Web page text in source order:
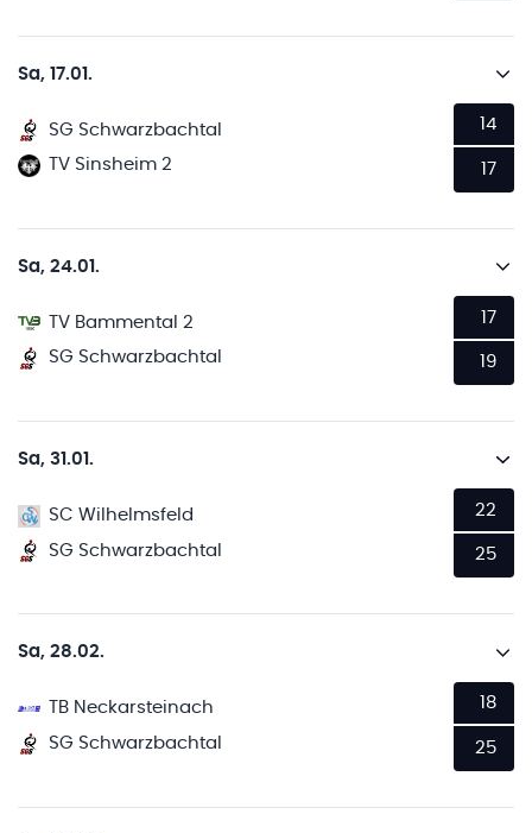
Sa, 17.01.
SG Schwarzbachtal
TV Sinsheim 2
14
17
Sa, 24.01.
TV Bammental 2
SG Schwarzbachtal
17
19
Sa, 31.01.
SC Wilhelmsfeld
SG Schwarzbachtal
22
25
Sa, 28.02.
TB Neckarsteinach
SG Schwarzbachtal
18
25